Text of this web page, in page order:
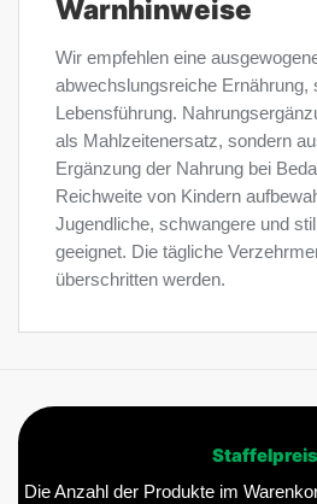
Warnhinweise
Wir empfehlen eine
abwechslungsreiche Ernährung,
Lebensführung.
als Mahlzeitenersatz, sondern
Ergänzung der Nahrung bei
Reichweite von Kindern
Jugendliche, schwangere und
geeignet. Die tägliche
überschritten werden.
Die Anzahl der Produkte im